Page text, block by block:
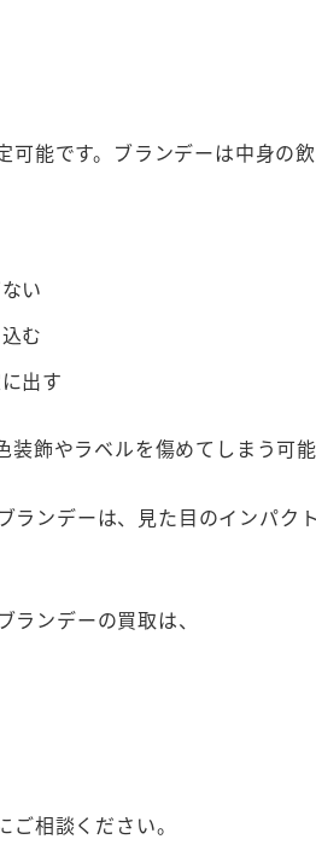
可能です。ブランデーは中身の
い
む
出す
飾やラベルを傷めてしまう可
ランデーは、見た目のインパ
ンデーの買取は、
相談ください。